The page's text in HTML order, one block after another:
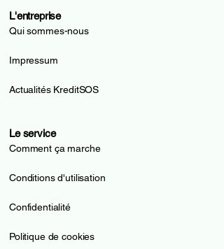
L'entreprise
Qui sommes-nous
Impressum
Actualités KreditSOS
Le service
Comment ça marche
Conditions d'utilisation
Confidentialité
Politique de cookies